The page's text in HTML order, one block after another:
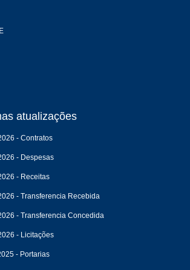
atualizações
- Contratos
- Despesas
- Receitas
- Transferencia Recebida
- Transferencia Concedida
- Licitações
- Portarias